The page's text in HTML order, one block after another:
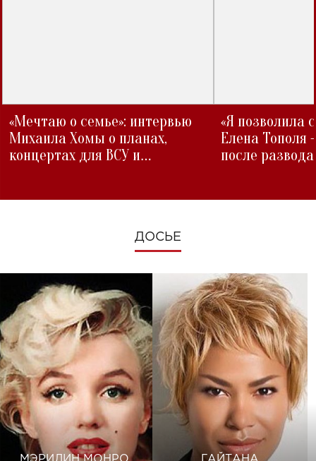
«Мечтаю о семье»: интервью
Михаила Хомы о планах,
концертах для ВСУ и
«Я позволила
Елена Тополя
после развода
ДОСЬЕ